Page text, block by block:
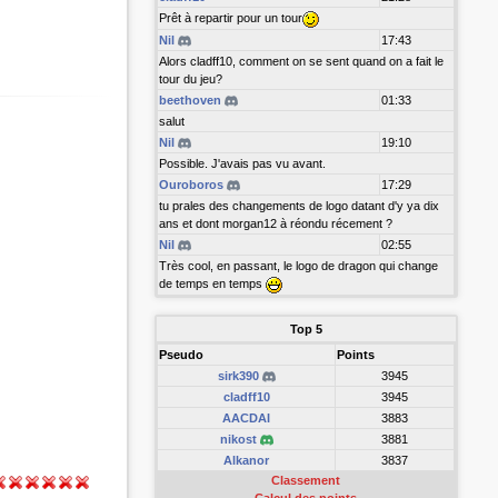
Prêt à repartir pour un tour
Nil
17:43
Alors cladff10, comment on se sent quand on a fait le
tour du jeu?
beethoven
01:33
salut
Nil
19:10
Possible. J'avais pas vu avant.
Ouroboros
17:29
tu prales des changements de logo datant d'y ya dix
ans et dont morgan12 à réondu récement ?
Nil
02:55
Très cool, en passant, le logo de dragon qui change
de temps en temps
Top 5
Pseudo
Points
sirk390
3945
cladff10
3945
AACDAI
3883
nikost
3881
Alkanor
3837
Classement